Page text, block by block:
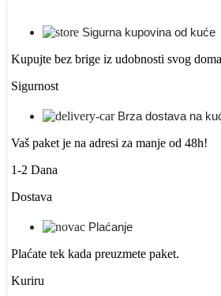
Sigurna kupovina od kuće
Kupujte bez brige iz udobnosti svog
Sigurnost
Brza dostava na
Vaš paket je na adresi za manje od 48h!
1-2 Dana
Dostava
Plaćanje
Plaćate tek kada preuzmete paket.
Kuriru